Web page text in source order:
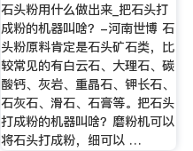
石头粉用什么做出来_把石头打
成粉的机器叫啥？-河南世博 石
头粉原料肯定是石头矿石类，比
较常见的有白云石、大理石、碳
酸钙、灰岩、重晶石、钾长石、
石灰石、滑石、石膏等。把石头
打成粉的机器叫啥？磨粉机可以
将石头打成粉，细可以 …